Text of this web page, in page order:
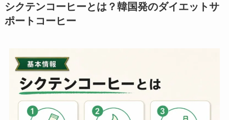
シクテンコーヒーとは？韓国発のダイエットサ
ポートコーヒー